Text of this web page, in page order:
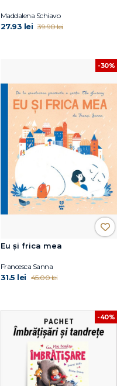
Maddalena Schiavo
27.93 lei 39.90 lei
-30%
Eu și frica mea
Francesca Sanna
31.5 lei 45.00 lei
-40%